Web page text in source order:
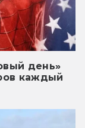
день»
каждый